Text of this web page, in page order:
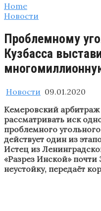
Home
Новости
Проблемному
Кузбасса
Новости 09.01.2020
Кемеровский арбитраж
рассматривать иск
проблемного
действует один из
Истец из
«Разрез Инской»
неустойку, передаёт